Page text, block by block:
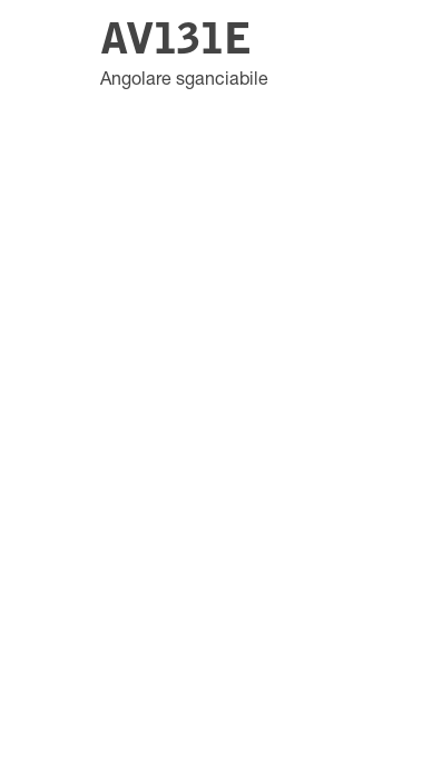
AV131E
Angolare sganciabile